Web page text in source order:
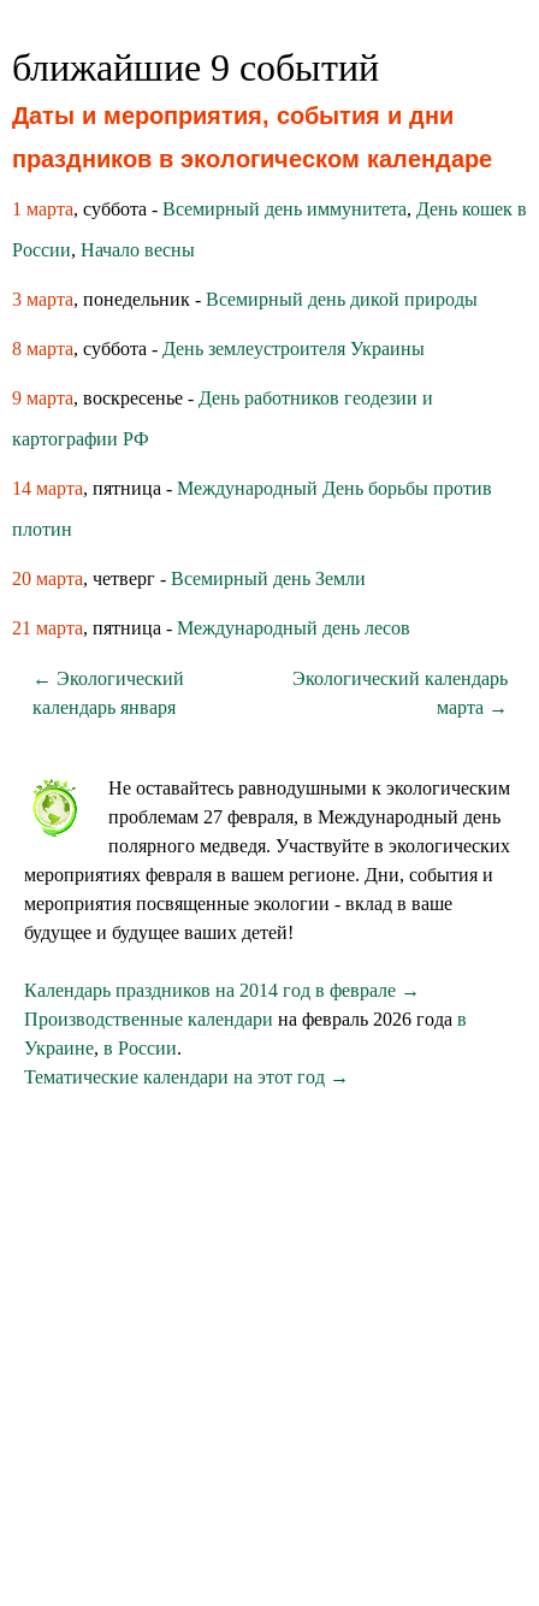
ближайшие 9 событий
Даты и мероприятия, события и дни
праздников в экологическом календаре
1 марта, суббота - Всемирный день иммунитета, День кошек в
России, Начало весны
3 марта, понедельник - Всемирный день дикой природы
8 марта, суббота - День землеустроителя Украины
9 марта, воскресенье - День работников геодезии и
картографии РФ
14 марта, пятница - Международный День борьбы против
плотин
20 марта, четверг - Всемирный день Земли
21 марта, пятница - Международный день лесов
← Экологический
календарь января
Экологический календарь
марта →
Не оставайтесь равнодушными к экологическим
проблемам 27 февраля, в Международный день
полярного медведя. Участвуйте в экологических
мероприятиях февраля в вашем регионе. Дни, события и
мероприятия посвященные экологии - вклад в ваше
будущее и будущее ваших детей!
Календарь праздников на 2014 год в феврале →
Производственные календари на февраль 2026 года в
Украине, в России.
Тематические календари на этот год →